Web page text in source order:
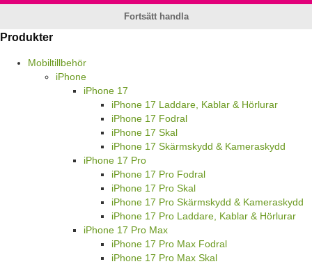
Fortsätt handla
Produkter
Mobiltillbehör
iPhone
iPhone 17
iPhone 17 Laddare, Kablar & Hörlurar
iPhone 17 Fodral
iPhone 17 Skal
iPhone 17 Skärmskydd & Kameraskydd
iPhone 17 Pro
iPhone 17 Pro Fodral
iPhone 17 Pro Skal
iPhone 17 Pro Skärmskydd & Kameraskydd
iPhone 17 Pro Laddare, Kablar & Hörlurar
iPhone 17 Pro Max
iPhone 17 Pro Max Fodral
iPhone 17 Pro Max Skal